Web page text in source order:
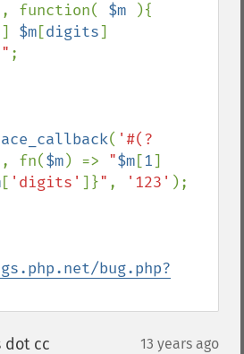
, function( $m
){
] $m[digits]
" ;
( '#(?
, fn($m) => "$m[1]
[ 'digits' ]}" , '123'
bug.php?
dot cc 13 years ago